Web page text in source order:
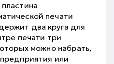
печати
два круга для
печати три
можно набрать,
или